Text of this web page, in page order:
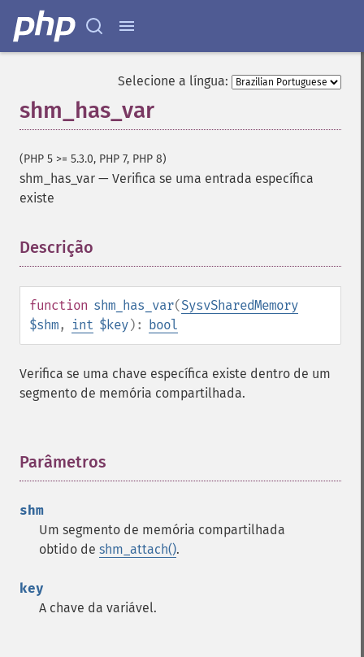
Selecione a língua:
shm_has_var
(PHP 5 >= 5.3.0, PHP 7, PHP 8)
shm_has_var — Verifica se uma entrada específica
existe
Descrição
function shm_has_var(SysvSharedMemory
$shm, int $key): bool
Verifica se uma chave específica existe dentro de um
segmento de memória compartilhada.
Parâmetros
shm
Um segmento de memória compartilhada
obtido de shm_attach().
key
A chave da variável.